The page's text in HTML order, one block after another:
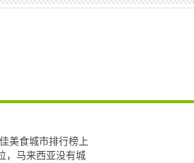
美食城市排行榜上
，马来西亚没有城